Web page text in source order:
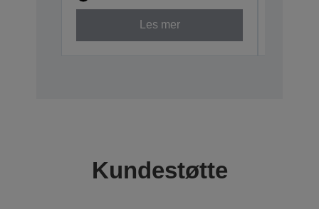
Les mer
Kundestøtte